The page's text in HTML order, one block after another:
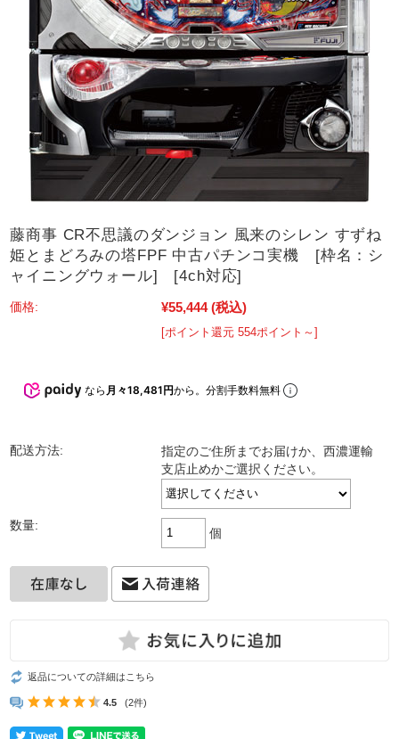
藤商事 CR不思議のダンジョン 風来のシレン すずね
姫とまどろみの塔FPF 中古パチンコ実機 [枠名：シ
ャイニングウォール] [4ch対応]
価格: ¥55,444 (税込)
[ポイント還元 554ポイント～]
なら 月々18,481円から。分割手数料無料
配送方法:
指定のご住所までお届けか、西濃運輸
支店止めかご選択ください。
数量:
個
返品についての詳細はこちら
4.5 (2件)